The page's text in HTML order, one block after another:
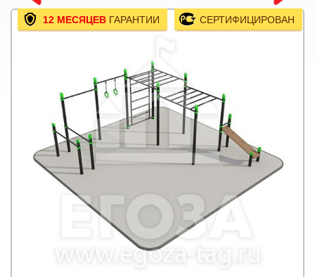
12 МЕСЯЦЕВ ГАРАНТИИ СЕРТИФИЦИРОВАН